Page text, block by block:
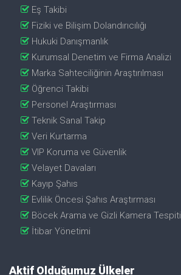
Eş Takibi
Fiziki ve Bilişim Dolandırıcılığı
Hukuki Danışmanlık
Kurumsal Denetim ve Firma Analizi
Marka Sahteciliğinin Araştırılması
Öğrenci Takibi
Personel Araştırması
Teknik Sanal Takip
Veri Kurtarma
VIP Koruma ve Güvenlik
Velayet Davaları
Kayıp Şahıs
Evlilik Öncesi Şahıs Araştırması
Böcek Arama ve Gizli Kamera Tespiti
İtibar Yönetimi
Aktif Olduğumuz Ülkeler